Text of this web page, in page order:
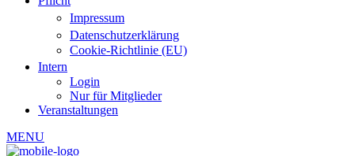
Impressum
Datenschutzerklärung
Cookie-Richtlinie (EU)
Intern
Login
Nur für Mitglieder
Veranstaltungen
MENU